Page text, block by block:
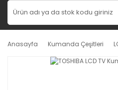
Anasayfa Kumanda Çeşitleri